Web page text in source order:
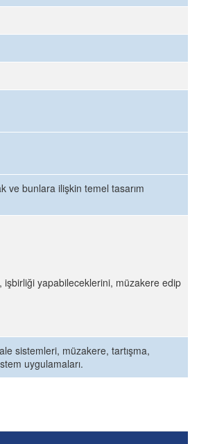
ve bunlara ilişkin temel tasarım
işbirliği yapabileceklerini, müzakere edip
sistemleri, müzakere, tartışma,
uygulamaları.